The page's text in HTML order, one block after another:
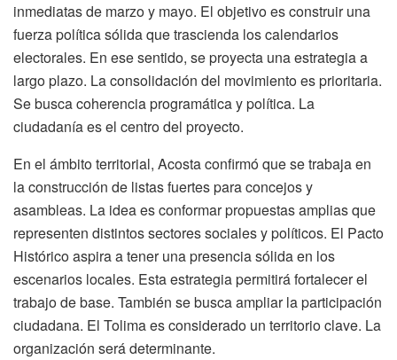
inmediatas de marzo y mayo. El objetivo es construir una
fuerza política sólida que trascienda los calendarios
electorales. En ese sentido, se proyecta una estrategia a
largo plazo. La consolidación del movimiento es prioritaria.
Se busca coherencia programática y política. La
ciudadanía es el centro del proyecto.
En el ámbito territorial, Acosta confirmó que se trabaja en
la construcción de listas fuertes para concejos y
asambleas. La idea es conformar propuestas amplias que
representen distintos sectores sociales y políticos. El Pacto
Histórico aspira a tener una presencia sólida en los
escenarios locales. Esta estrategia permitirá fortalecer el
trabajo de base. También se busca ampliar la participación
ciudadana. El Tolima es considerado un territorio clave. La
organización será determinante.